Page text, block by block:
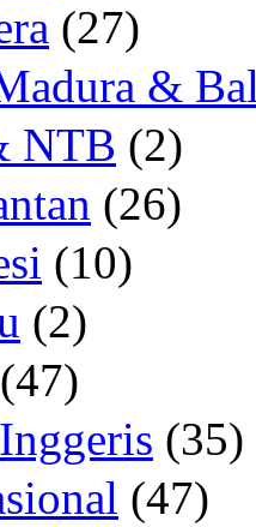
(27)
&
NTB (2)
(26)
(10)
(2)
(47)
(35)
(47)